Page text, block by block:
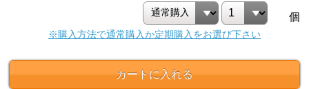
個
※購入方法で通常購入か定期購入をお選び下さい
カートに入れる